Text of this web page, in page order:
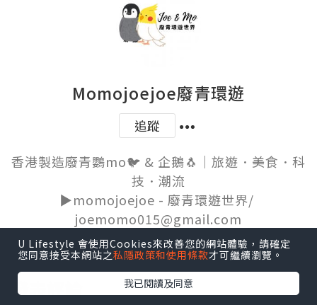
Momojoejoe廢青環遊
追蹤
香港製造廢青鸚mo🐦 & 企鵝🐧｜旅遊．美食．科
技．潮流
▶️momojoejoe - 廢青環遊世界/
joemomo015@gmail.com
發表評論
U Lifestyle 會使用Cookies來改善您的網站體驗，請確定
您同意接受本網站之私隱政策和使用條款才可繼續瀏覽。
我已閱讀及同意